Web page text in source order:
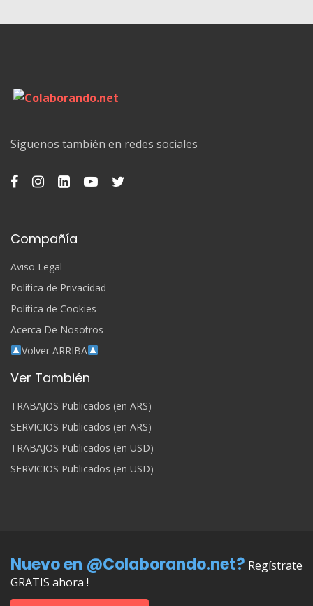
Síguenos también en redes sociales
Compañía
Aviso Legal
Política de Privacidad
Política de Cookies
Acerca De Nosotros
Volver ARRIBA
Ver También
TRABAJOS Publicados (en ARS)
SERVICIOS Publicados (en ARS)
TRABAJOS Publicados (en USD)
SERVICIOS Publicados (en USD)
Nuevo en @Colaborando.net? Regístrate
GRATIS ahora !